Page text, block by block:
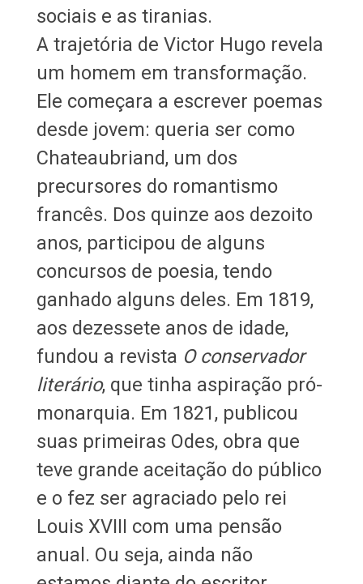
sociais e as tiranias.
A trajetória de Victor Hugo revela
um homem em transformação.
Ele começara a escrever poemas
desde jovem: queria ser como
Chateaubriand, um dos
precursores do romantismo
francês. Dos quinze aos dezoito
anos, participou de alguns
concursos de poesia, tendo
ganhado alguns deles. Em 1819,
aos dezessete anos de idade,
fundou a revista O conservador
literário, que tinha aspiração pró-
monarquia. Em 1821, publicou
suas primeiras Odes, obra que
teve grande aceitação do público
e o fez ser agraciado pelo rei
Louis XVIII com uma pensão
anual. Ou seja, ainda não